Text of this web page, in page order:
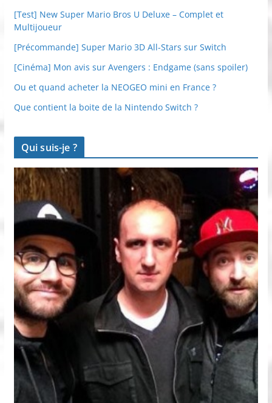
[Test] New Super Mario Bros U Deluxe – Complet et
Multijoueur
[Précommande] Super Mario 3D All-Stars sur Switch
[Cinéma] Mon avis sur Avengers : Endgame (sans spoiler)
Ou et quand acheter la NEOGEO mini en France ?
Que contient la boite de la Nintendo Switch ?
Qui suis-je ?